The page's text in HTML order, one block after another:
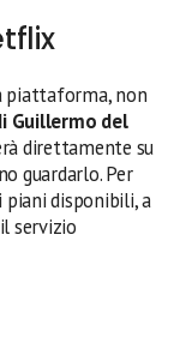
piattaforma, non
Guillermo del
direttamente su
guardarlo. Per
piani disponibili, a
servizio